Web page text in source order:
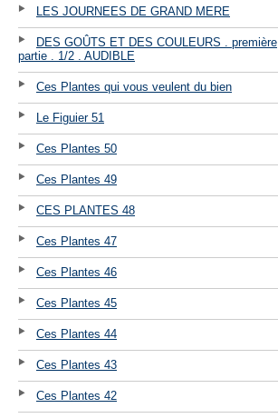
LES JOURNEES DE GRAND MERE
DES GOÛTS ET DES COULEURS . première
partie . 1/2 . AUDIBLE
Ces Plantes qui vous veulent du bien
Le Figuier 51
Ces Plantes 50
Ces Plantes 49
CES PLANTES 48
Ces Plantes 47
Ces Plantes 46
Ces Plantes 45
Ces Plantes 44
Ces Plantes 43
Ces Plantes 42